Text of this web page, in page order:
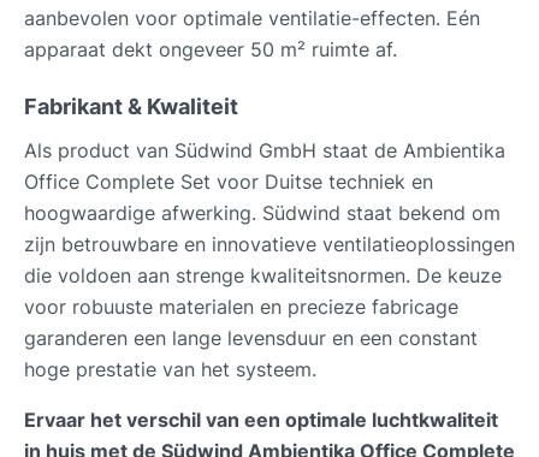
aanbevolen voor optimale ventilatie-effecten. Eén
apparaat dekt ongeveer 50 m² ruimte af.
Fabrikant & Kwaliteit
Als product van Südwind GmbH staat de Ambientika
Office Complete Set voor Duitse techniek en
hoogwaardige afwerking. Südwind staat bekend om
zijn betrouwbare en innovatieve ventilatieoplossingen
die voldoen aan strenge kwaliteitsnormen. De keuze
voor robuuste materialen en precieze fabricage
garanderen een lange levensduur en een constant
hoge prestatie van het systeem.
Ervaar het verschil van een optimale luchtkwaliteit
in huis met de Südwind Ambientika Office Complete